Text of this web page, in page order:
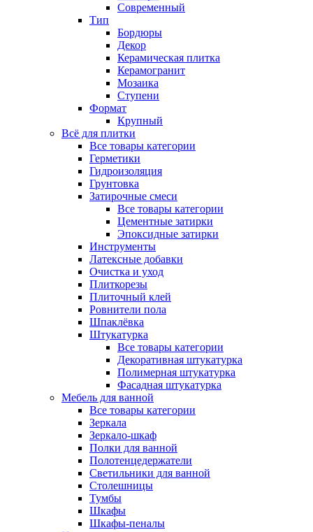
Современный
Тип
Бордюры
Декор
Керамическая плитка
Керамогранит
Мозаика
Ступени
Формат
Крупный
Всё для плитки
Все товары категории
Герметики
Гидроизоляция
Грунтовка
Затирочные смеси
Все товары категории
Цементные затирки
Эпоксидные затирки
Инструменты
Латексные добавки
Очистка и уход
Плиткорезы
Плиточный клей
Ровнители пола
Шпаклёвка
Штукатурка
Все товары категории
Декоративная штукатурка
Полимерная штукатурка
Фасадная штукатурка
Мебель для ванной
Все товары категории
Зеркала
Зеркало-шкаф
Полки для ванной
Полотенцедержатели
Светильники для ванной
Столешницы
Тумбы
Шкафы
Шкафы-пеналы